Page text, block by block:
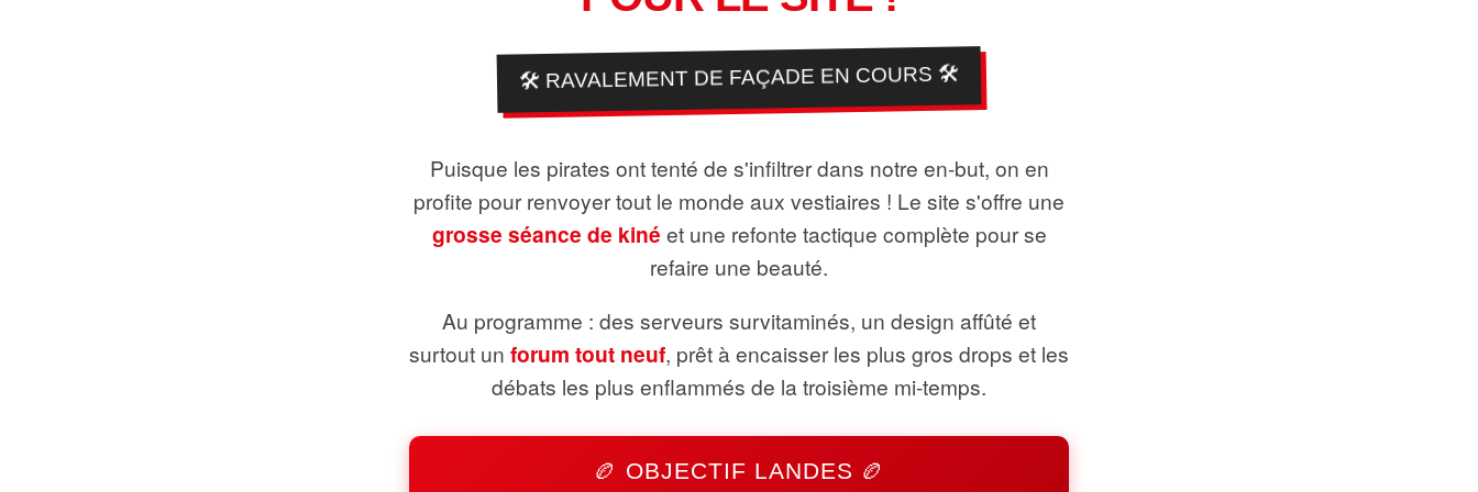
🛠️ RAVALEMENT DE FAÇADE EN COURS 🛠️
Puisque les pirates ont tenté de s'infiltrer dans notre en-but, on en
profite pour renvoyer tout le monde aux vestiaires ! Le site s'offre une
grosse séance de kiné et une refonte tactique complète pour se
refaire une beauté.
Au programme : des serveurs survitaminés, un design affûté et
surtout un forum tout neuf, prêt à encaisser les plus gros drops et les
débats les plus enflammés de la troisième mi-temps.
🏉 OBJECTIF LANDES 🏉